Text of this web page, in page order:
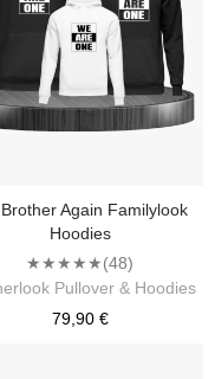
Again Familylook
Hoodies
★★★★★(48)
Pullover & Hoodies
79,90 €